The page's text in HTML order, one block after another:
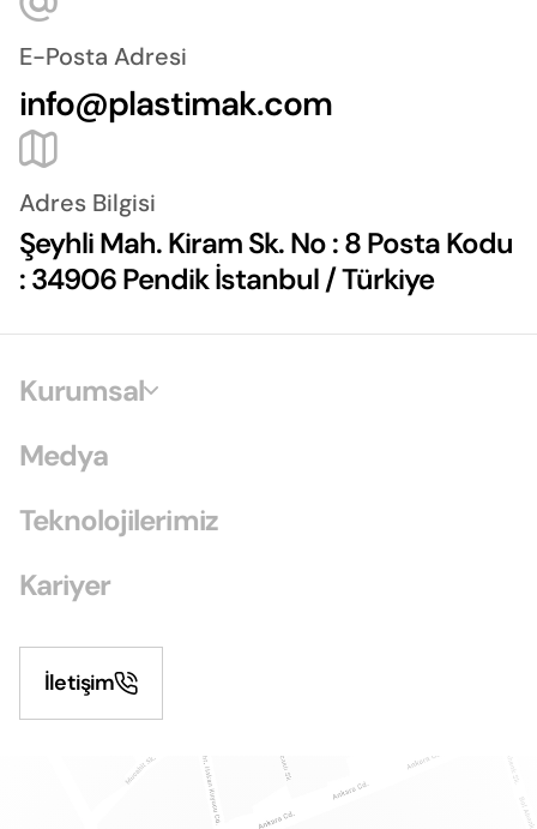
E-Posta Adresi
info@plastimak.com
Adres Bilgisi
Şeyhli Mah. Kiram Sk. No : 8 Posta Kodu
: 34906 Pendik İstanbul / Türkiye
Kurumsal
Medya
Teknolojilerimiz
Kariyer
İletişim